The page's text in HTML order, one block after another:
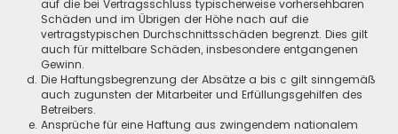
auf die bei Vertragsschluss typischerweise vorhersehbaren
Schäden und im Übrigen der Höhe nach auf die
vertragstypischen Durchschnittsschäden begrenzt. Dies gilt
auch für mittelbare Schäden, insbesondere entgangenen
Gewinn.
Die Haftungsbegrenzung der Absätze a bis c gilt sinngemäß
auch zugunsten der Mitarbeiter und Erfüllungsgehilfen des
Betreibers.
Ansprüche für eine Haftung aus zwingendem nationalem